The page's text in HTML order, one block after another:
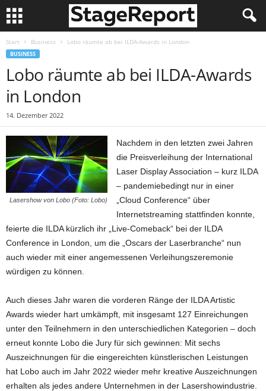
Start Business Lobo räumte ab bei ILDA-Awards in London
BUSINESS
Lobo räumte ab bei ILDA-Awards
in London
14. Dezember 2022
Lasershow von Lobo (Foto: Lobo)
Nachdem in den letzten zwei Jahren
die Preisverleihung der International
Laser Display Association – kurz ILDA
– pandemiebedingt nur in einer
„Cloud Conference“ über
Internetstreaming stattfinden konnte,
feierte die ILDA kürzlich ihr „Live-Comeback“ bei der ILDA
Conference in London, um die „Oscars der Laserbranche“ nun
auch wieder mit einer angemessenen Verleihungszeremonie
würdigen zu können.
Auch dieses Jahr waren die vorderen Ränge der ILDA Artistic
Awards wieder hart umkämpft, mit insgesamt 127 Einreichungen
unter den Teilnehmern in den unterschiedlichen Kategorien – doch
erneut konnte Lobo die Jury für sich gewinnen: Mit sechs
Auszeichnungen für die eingereichten künstlerischen Leistungen
hat Lobo auch im Jahr 2022 wieder mehr kreative Auszeichnungen
erhalten als jedes andere Unternehmen in der Lasershowindustrie.